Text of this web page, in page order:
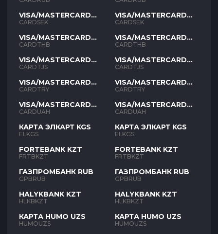
VISA/MASTERCARD
SEK
CARDSEK
VISA/MASTERCARD
THB
CARDTHB
VISA/MASTERCARD
TJS
CARDTJS
VISA/MASTERCARD
TYR
CARDTRY
VISA/MASTERCARD
UAH
CARDUAH
КАРТА ЭЛКАРТ KGS
ELKGS
FORTEBANK KZT
FRTBKZT
ГАЗПРОМБАНК RUB
GPBRUB
HALYKBANK KZT
HLKBKZT
КАРТА HUMO UZS
HUMOUZS
VISA/MASTERCARD
SEK
CARDSEK
VISA/MASTERCARD
THB
CARDTHB
VISA/MASTERCARD
TJS
CARDTJS
VISA/MASTERCARD
TYR
CARDTRY
VISA/MASTERCARD
UAH
CARDUAH
КАРТА ЭЛКАРТ KGS
ELKGS
FORTEBANK KZT
FRTBKZT
ГАЗПРОМБАНК RUB
GPBRUB
HALYKBANK KZT
HLKBKZT
КАРТА HUMO UZS
HUMOUZS